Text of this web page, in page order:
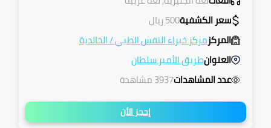
سعر الكشفية500ريال
المركزمركز خبراء النفس الطبي/الخالدية
العنوانطريق الأمير سلطان
عدد المشاهدات3937 مشاهدة
إحجز الأن